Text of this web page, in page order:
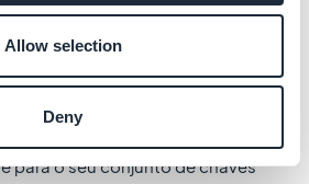
Allow selection
Deny
e adicione-a ao seu
usados para conectar seu
o exemplo abaixo):
para o seu conjunto de chaves